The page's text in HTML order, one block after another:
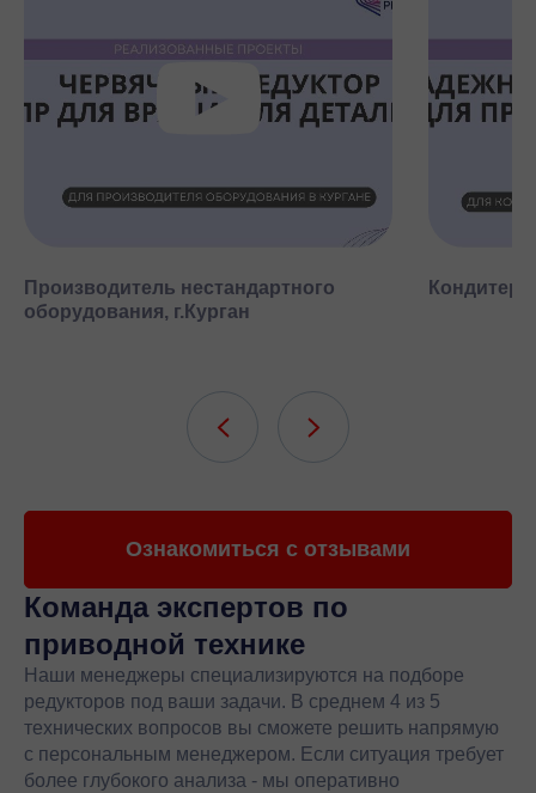
Производитель нестандартного
оборудования, г.Курган
Ознакомиться с отзывами
Команда экспертов по
приводной технике
Наши менеджеры специализируются на подборе
редукторов под ваши задачи. В среднем 4 из 5
технических вопросов вы сможете решить напрямую
с персональным менеджером. Если ситуация требует
более глубокого анализа - мы оперативно